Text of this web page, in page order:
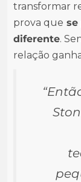
transformar
prova que se
diferente.
relação